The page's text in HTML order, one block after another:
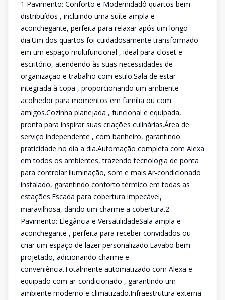
1 Pavimento: Conforto e Modernidadô quartos bem
distribuídos , incluindo uma suíte ampla e
aconchegante, perfeita para relaxar após um longo
dia.Um dos quartos foi cuidadosamente transformado
em um espaço multifuncional , ideal para closet e
escritório, atendendo às suas necessidades de
organização e trabalho com estilo.Sala de estar
integrada à copa , proporcionando um ambiente
acolhedor para momentos em família ou com
amigos.Cozinha planejada , funcional e equipada,
pronta para inspirar suas criações culinárias.Área de
serviço independente , com banheiro, garantindo
praticidade no dia a dia.Automação completa com Alexa
em todos os ambientes, trazendo tecnologia de ponta
para controlar iluminação, som e mais.Ar-condicionado
instalado, garantindo conforto térmico em todas as
estações.Escada para cobertura impecável,
maravilhosa, dando um charme a cobertura.2
Pavimento: Elegância e VersatilidadeSala ampla e
aconchegante , perfeita para receber convidados ou
criar um espaço de lazer personalizado.Lavabo bem
projetado, adicionando charme e
conveniência.Totalmente automatizado com Alexa e
equipado com ar-condicionado , garantindo um
ambiente moderno e climatizado.Infraestrutura externa